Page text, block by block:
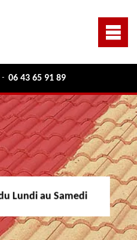
- 06 43 65 91 89
Lundi au Samedi